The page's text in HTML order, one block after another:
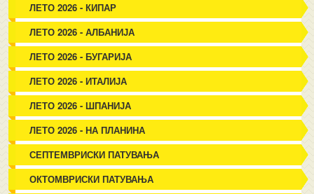
ЛЕТО 2026 - КИПАР
ЛЕТО 2026 - АЛБАНИЈА
ЛЕТО 2026 - БУГАРИЈА
ЛЕТО 2026 - ИТАЛИЈА
ЛЕТО 2026 - ШПАНИЈА
ЛЕТО 2026 - НА ПЛАНИНА
СЕПТЕМВРИСКИ ПАТУВАЊА
ОКТОМВРИСКИ ПАТУВАЊА